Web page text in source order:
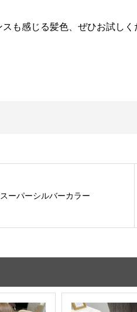
も感じる髪色、ぜひお試しく
ーパーシルバーカラー